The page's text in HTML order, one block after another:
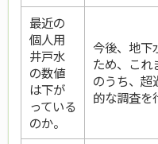
最近の
個人用
井戸水
の数値
は下が
っている
のか。
今後、地下
ため、これ
のうち、超
的な調査を